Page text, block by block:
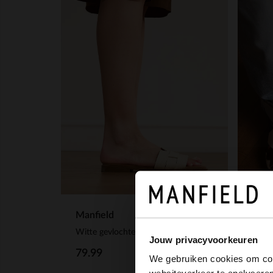
Jouw privacyvoorkeuren
We gebruiken cookies om
Manfield
Witte gevlochten leren slippers
79.99